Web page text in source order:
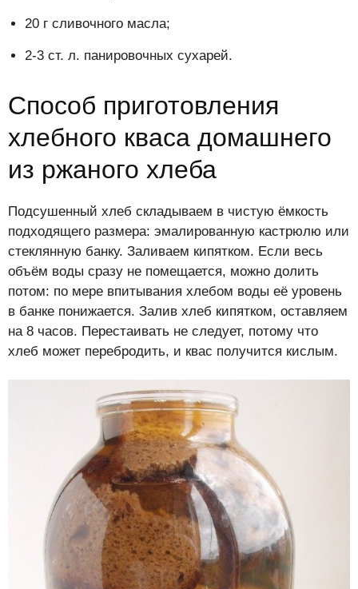
20 г сливочного масла;
2-3 ст. л. панировочных сухарей.
Способ приготовления
хлебного кваса домашнего
из ржаного хлеба
Подсушенный хлеб складываем в чистую ёмкость
подходящего размера: эмалированную кастрюлю или
стеклянную банку. Заливаем кипятком. Если весь
объём воды сразу не помещается, можно долить
потом: по мере впитывания хлебом воды её уровень
в банке понижается. Залив хлеб кипятком, оставляем
на 8 часов. Перестаивать не следует, потому что
хлеб может перебродить, и квас получится кислым.